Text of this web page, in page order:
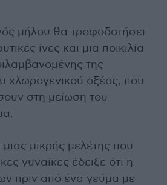
μήλου θα τροφοδοτήσει
ίνες και μια ποικιλία
της
χλωρογενικού οξέος, που
στη μείωση του
μικρής μελέτης που
γυναίκες έδειξε ότι η
πριν από ένα γεύμα με